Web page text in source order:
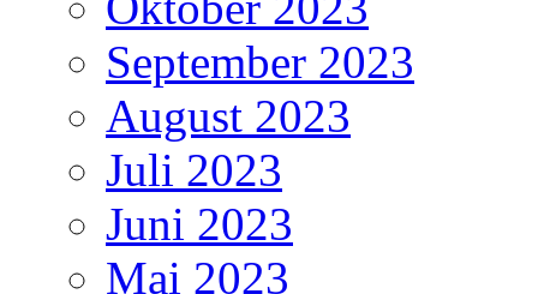
September 2023
August 2023
Juli 2023
Juni 2023
Mai 2023